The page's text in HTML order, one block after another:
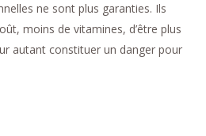
ne sont plus garanties. Ils
moins de vitamines, d’être plus
autant constituer un danger pour